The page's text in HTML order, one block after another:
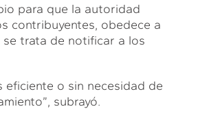
para que la autoridad
contribuyentes, obedece a
trata de notificar a los
eficiente o sin necesidad de
subrayó.